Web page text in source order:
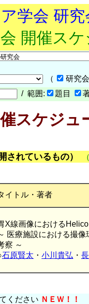
学会 研
開催ス
（
研究
/ 範囲: 題目
スケジュ
されているもの）
イトル・著者
X線画像における
医療施設における撮
察 ～
石原賢太 ・ 小川貴弘 ・
ください ＮＥＷ！！